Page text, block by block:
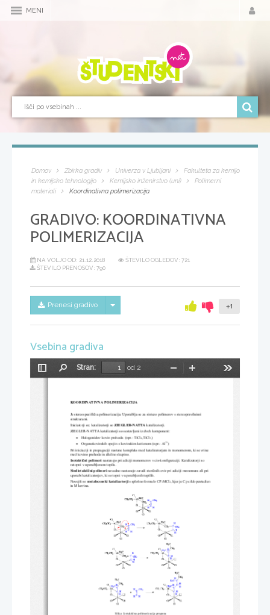
MENI
Domov Zbirka gradiv Univerza v Ljubljani
Fakulteta za kemijo
in kemijsko tehnologijo
Kemijsko inženirstvo (uni)
Polimerni
materiali
Koordinativna polimerizacija
GRADIVO:KOORDINATIVNA
POLIMERIZACIJA
NA VOLJO OD: 21.12.2018
ŠTEVILO OGLEDOV: 721
ŠTEVILO PRENOSOV: 790
Prenesi gradivo Skrij/prikaži meni +1
Vsebina gradiva
Preklopi
Stran:
od 2
Pomanjšaj
KOORDINATIVNA POLIMERIZACIJA
Je stereospecifična polimerizacija. Uporablja se za sintezo polimerov s stereopravilnimi
strukturami.
Iniciatorji oz. katalizatorji so ZIEGLER-NATTA katalizatorji.
ZIEGLER-NATTA katalizatorji so sestavljeni iz dveh komponent:
−
Halogenidov kovin prehoda  (npr.: TiCl4,TiCl3, )
−
Organokovinskih spojin s kovinskim kationom (npr.: Al 3+)
Pri iniciaciji in propagaciji nastane kompleks med katalizatorjem in monomerom, ki se vrine
med kovino prehoda in alkilno skupino.
Izotaktični polimeri nastanejo pri adiciji monomerov v cis-konfiguraciji. Katalizatorji so
netopni v uporabljenem topilu.
Sindiotaktični polimeri navadno nastanejo zaradi steričnih ovir pri adiciji monomera ali pri
uporabi katalizatorjev, ki so topni v uporabljenih topilih.
Novejši so metalocenski katalizatorji ssplošno formulo CP2MCl2, kjer je Cp ciklopentadien
in M kovina.
Slika: Izotaktična polimerizacija propena